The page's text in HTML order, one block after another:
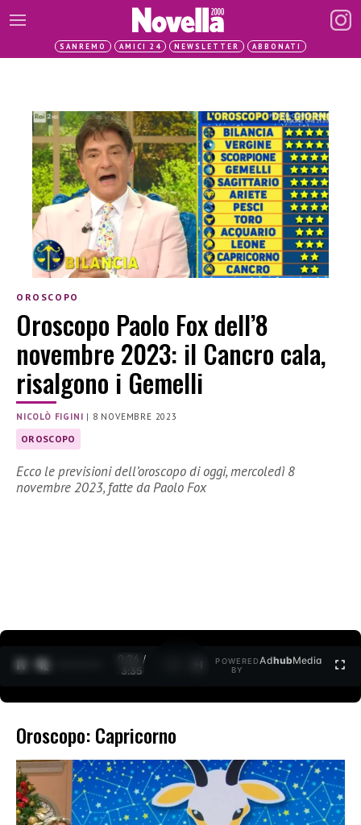
SANREMO AMICI 24 NEWSLETTER ABBONATI
OROSCOPO
Oroscopo Paolo Fox dell’8
novembre 2023: il Cancro cala,
risalgono i Gemelli
NICOLÒ FIGINI | 8 NOVEMBRE 2023
OROSCOPO
Ecco le previsioni dell’oroscopo di oggi, mercoledì 8
novembre 2023, fatte da Paolo Fox
0:27 /
3:35
POWERED
BY
AdhubMedia
Oroscopo: Capricorno